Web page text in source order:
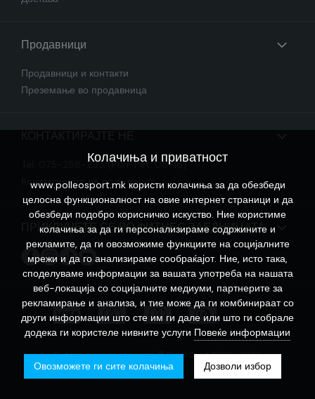
Продавници
Продавници и контакти
Преземање во продавница
Tel. 075-258-295 (Pon-Pet: 08-16)
Контактирајте нѐ по е-пошта
ПРИКЛУЧЕТЕ СЕ ВО ФИТНЕС ЗАЕДНИЦАТА
Софтверот за продавницата © Polleo Sport 2008 - 2026
Колачиња и приватност
www.polleosport.mk користи колачиња за да обезбеди
целосна функционалност на овие интернет страници и да
обезбеди подобро корисничко искуство. Ние користиме
колачиња за да ги персонализираме содржините и
рекламите, да ги овозможиме функциите на социјалните
мрежи и да го анализираме сообраќајот. Ние, исто така,
споделуваме информации за вашата употреба на нашата
веб-локација со социјалните медиуми, партнерите за
рекламирање и анализа, и тие може да ги комбинираат со
други информации што сте им ги дале или што ги собрале
додека ги користеле нивните услуги Повеќе информации
Овозможете ги сите колачиња Дозволи избор